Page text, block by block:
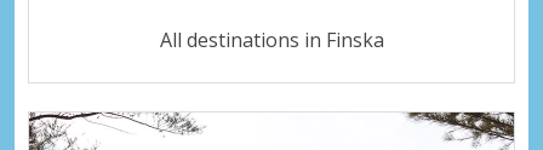
All destinations in Finska